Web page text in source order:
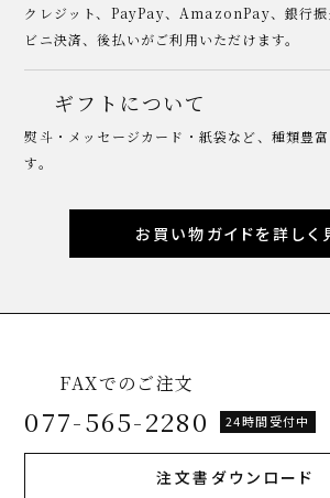
クレジット、PayPay、AmazonPay、銀行振
ビニ決済、後払いがご利用いただけます。
ギフトについて
熨斗・メッセージカード・紙袋など、種類豊
す。
お買い物ガイドを詳しく
FAXでのご注文
077-565-2280 24時間受付中
注文書ダウンロード